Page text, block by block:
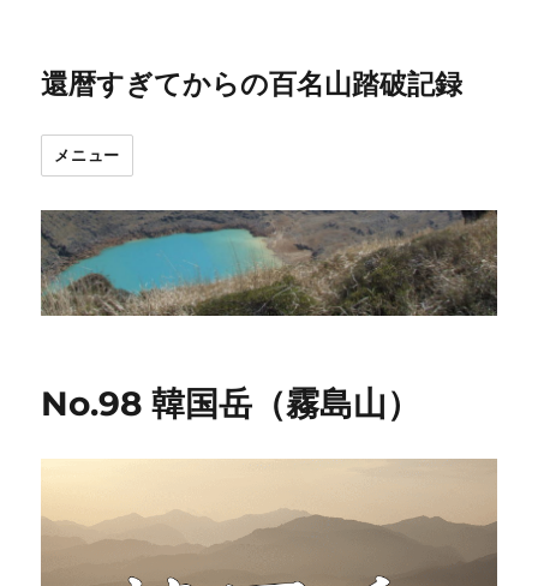
還暦すぎてからの百名山踏破記録
メニュー
No.98 韓国岳（霧島山）